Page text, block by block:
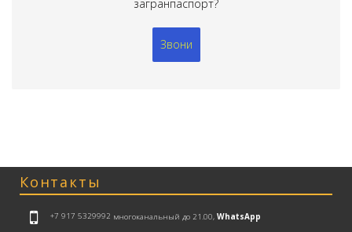
загранпаспорт?
Звони
Контакты
+7 917 5329992 многоканальный до 21.00, WhatsApp